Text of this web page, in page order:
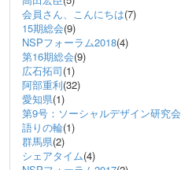
会員さん、こんにちは(7)
15期総会(9)
NSPフォーラム2018(4)
第16期総会(9)
広石拓司(1)
阿部重利(32)
愛知県(1)
第9号：ソーシャルデザイン研究会
語りの輪(1)
群馬県(2)
シェアタイム(4)